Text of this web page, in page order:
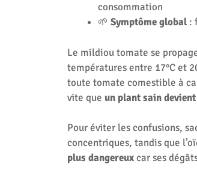
consommation
🌱 Symptôme global :
Le mildiou tomate se
températures entre 17°C et
toute tomate comestible à
vite que un plant sain
Pour éviter les confusions,
concentriques, tandis que
plus dangereuxcar ses